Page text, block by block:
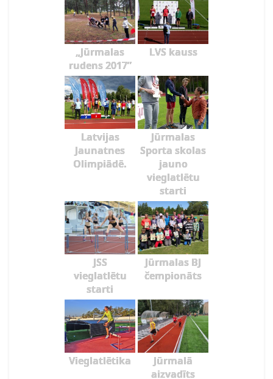
„Jūrmalas
rudens 2017”
LVS kauss
Latvijas
Jaunatnes
Olimpiādē.
Jūrmalas
Sporta skolas
jauno
vieglatlētu
starti
JSS
vieglatlētu
starti
Jūrmalas BJ
čempionāts
Vieglatlētika
Jūrmalā
aizvadīts